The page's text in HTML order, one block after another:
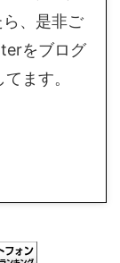
、是非ご
をブログ
ます。